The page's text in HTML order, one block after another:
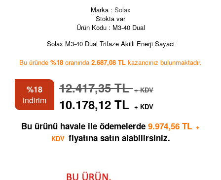
Marka : Solax
Stokta var
Ürün Kodu : M3-40 Dual
%18
indirim
12.417,35 TL+ KDV
10.178,12 TL + KDV
Bu üründe %18 oranında 2.687,08 TL kazancınız bulunmaktadır.
Bu ürünü havale ile ödemelerde 9.974,56 TL +
KDV fiyatına satın alabilirsiniz.
Solax M3-40 Dual Trifaze Akilli Enerji Sayaci